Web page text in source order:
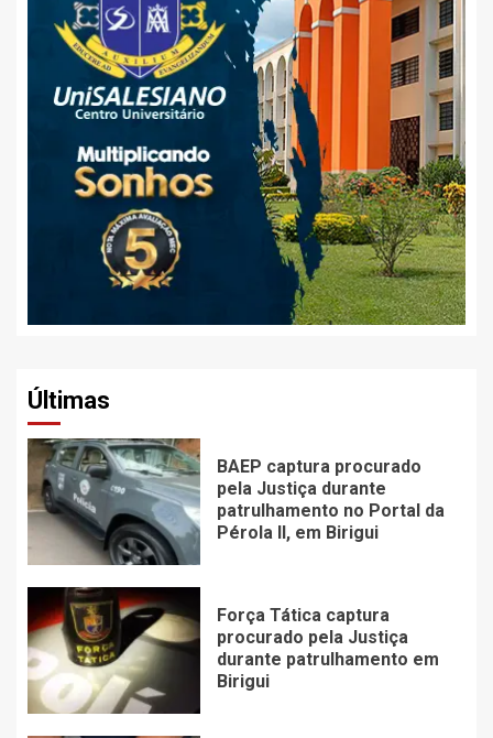
Últimas
BAEP captura procurado
pela Justiça durante
patrulhamento no Portal da
Pérola ll, em Birigui
Força Tática captura
procurado pela Justiça
durante patrulhamento em
Birigui